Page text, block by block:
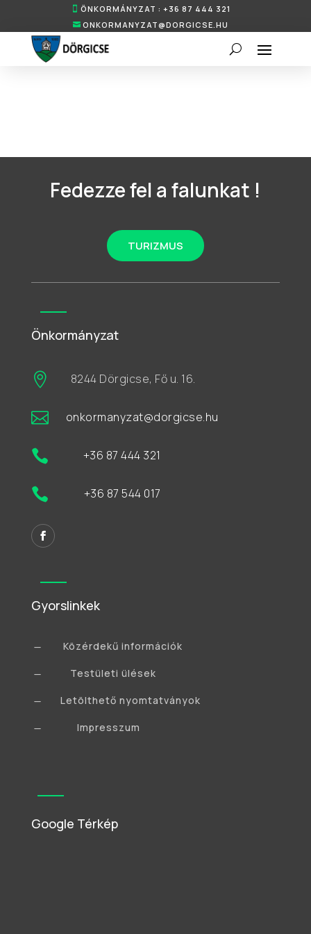
ÖNKORMÁNYZAT : +36 87 444 321
ONKORMANYZAT@DORGICSE.HU
Fedezze fel a falunkat !
TURIZMUS
Önkormányzat
 8244 Dörgicse, Fő u. 16.
 onkormanyzat@dorgicse.hu
 +36 87 444 321
 +36 87 544 017
Gyorslinkek
K Közérdekű információk
K Testületi ülések
K Letölthető nyomtatványok
K Impresszum
Google Térkép